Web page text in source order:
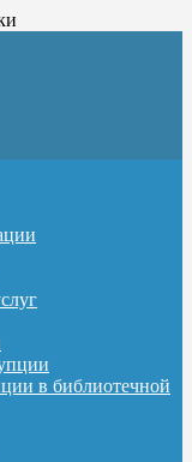
в библиотечной